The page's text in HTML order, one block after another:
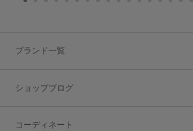
ブランド一覧
ショップブログ
コーディネート